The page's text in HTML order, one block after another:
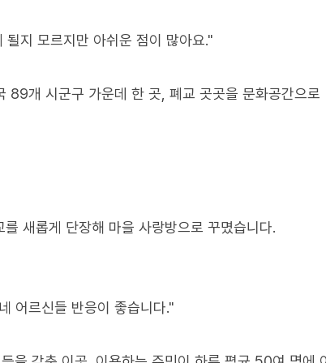
지 모르지만 아쉬운 점이 많아요."
89개 시군구 가운데 한 곳, 폐교 곳곳을 문화공간으로
새롭게 단장해 마을 사랑방으로 꾸몄습니다.
어르신들 반응이 좋습니다."